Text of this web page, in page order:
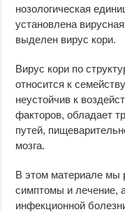
нозологическая
установлена
выделен вирус кори.
Вирус кори по
относится к
неустойчив к
факторов, обладает
путей,
мозга.
В этом материале мы
симптомы и лечение,
инфекционной